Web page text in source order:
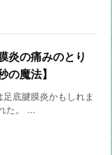
炎の痛みのとり
の魔法】
底腱膜炎かもしれま
た。 ...